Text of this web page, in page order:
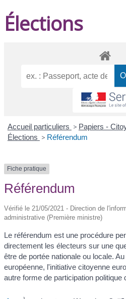
Élections
Accueil particuliers > Papiers -
Élections > Référendum
Fiche pratique
Référendum
Vérifié le 21/05/2021 - Direction de
administrative (Première ministre)
Le référendum est une procédure
directement les électeurs sur une
être de portée nationale ou locale.
européenne, l'initiative citoyenne
autre forme de participation politique